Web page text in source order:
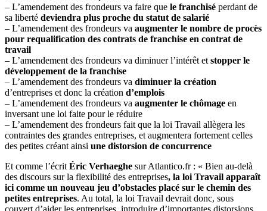
– L’amendement des frondeurs va faire que le franchisé perdant de
sa liberté deviendra plus proche du statut de salarié
– L’amendement des frondeurs va augmenter le nombre de procès
pour requalification des contrats de franchise en contrat de
travail
– L’amendement des frondeurs va diminuer l’intérêt et stopper le
développement de la franchise
– L’amendement des frondeurs va diminuer la création
d’entreprises et donc la création d’emplois
– L’amendement des frondeurs va augmenter le chômage en
inversant une loi faite pour le réduire
– L’amendement des frondeurs fait que la loi Travail allègera les
contraintes des grandes entreprises, et augmentera fortement celles
des petites créant ainsi une distorsion de concurrence
Et comme l’écrit Éric Verhaeghe sur Atlantico.fr : « Bien au-delà
des discours sur la flexibilité des entreprises, la loi Travail apparaît
ici comme un nouveau jeu d’obstacles placé sur le chemin des
petites entreprises. Au total, la loi Travail devrait donc, sous
couvert d’aider les entreprises, introduire d’importantes distorsions